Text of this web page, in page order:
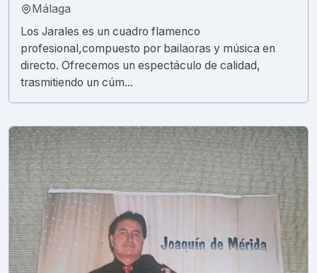
Málaga
Los Jarales es un cuadro flamenco
profesional,compuesto por bailaoras y música en
directo. Ofrecemos un espectáculo de calidad,
trasmitiendo un cúm...